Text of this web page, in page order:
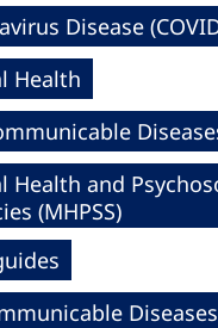
Disease
Health
Health and
(MHPSS)